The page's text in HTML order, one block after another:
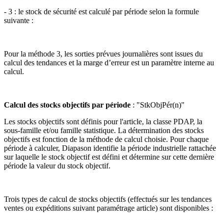
- 3 : le stock de sécurité est calculé par période selon la formule
suivante :
Pour la méthode 3, les sorties prévues journalières sont issues du
calcul des tendances et la marge d’erreur est un paramètre interne au
calcul.
Calcul des stocks objectifs par période : "StkObjPér(n)"
Les stocks objectifs sont définis pour l'article, la classe PDAP, la
sous-famille et/ou famille statistique. La détermination des stocks
objectifs est fonction de la méthode de calcul choisie. Pour chaque
période à calculer, Diapason identifie la période industrielle rattachée
sur laquelle le stock objectif est défini et détermine sur cette dernière
période la valeur du stock objectif.
Trois types de calcul de stocks objectifs (effectués sur les tendances
ventes ou expéditions suivant paramétrage article) sont disponibles :